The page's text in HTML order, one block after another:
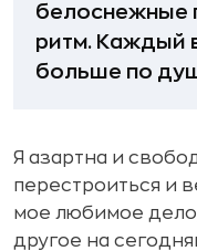
белоснежные
ритм. Каждый
больше по
Я азартна и
перестроиться и
мое любимое
другое на